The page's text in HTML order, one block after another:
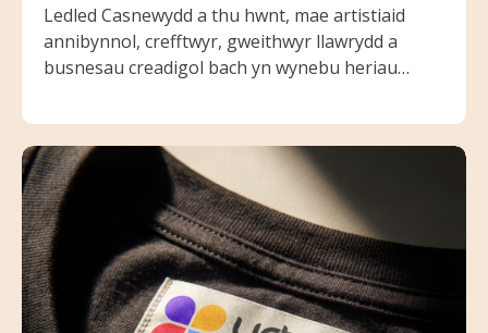
Ledled Casnewydd a thu hwnt, mae artistiaid
annibynnol, crefftwyr, gweithwyr llawrydd a
busnesau creadigol bach yn wynebu heriau
sy'n newid a llai o gyfleoedd i arddangos a
gwerthu gwaith yn golygu ei bod yn fwy anodd
nag erioed i lawer adeiladu bywoliaeth
gynaliadwy drwy greadigrwydd.